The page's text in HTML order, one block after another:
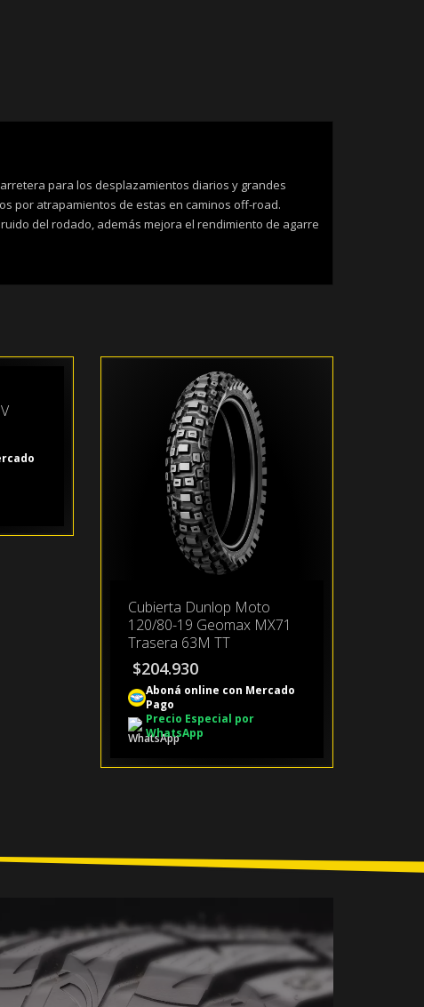
para los desplazamientos diarios y grandes
por atrapamientos de estas en caminos off-road.
del rodado, además mejora el rendimiento de agarre
Cubierta Dunlop Moto
120/80-19 Geomax MX71
Trasera 63M TT
$204.930
Aboná online con Mercado
Pago
Precio Especial por
WhatsApp